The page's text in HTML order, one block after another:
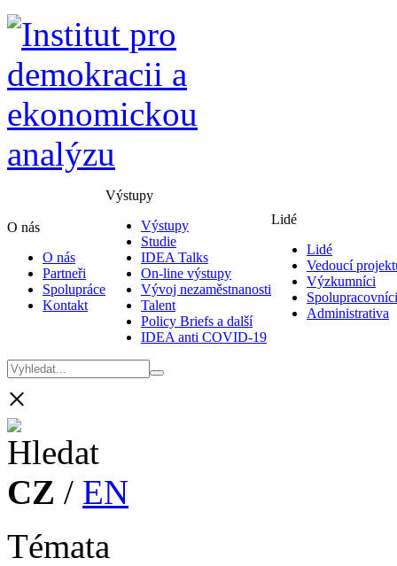
O nás
O nás
Partneři
Spolupráce
Kontakt
Výstupy
Výstupy
Studie
IDEA Talks
On-line výstupy
Vývoj nezaměstnanosti
Talent
Policy Briefs a další
IDEA anti COVID-19
Lidé
Lidé
Vedoucí
Výzkumníci
Spolupracovníci
Administrativa
×
CZ / EN
Témata